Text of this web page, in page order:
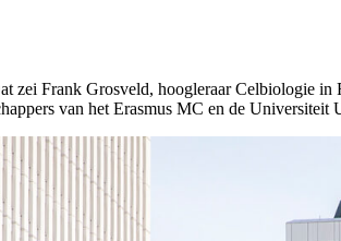
zei Frank Grosveld, hoogleraar Celbiologie in
van het Erasmus MC en de Universiteit